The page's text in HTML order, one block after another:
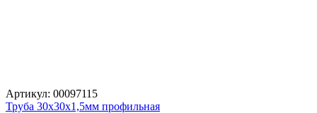
Артикул: 00097115
Труба 30х30х1,5мм профильная